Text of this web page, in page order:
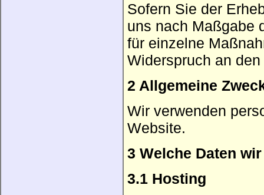
Sofern Sie der
uns nach Maßgabe
für einzelne
Widerspruch an
2 Allgemeine
Wir verwenden
Website.
3 Welche Daten
3.1 Hosting